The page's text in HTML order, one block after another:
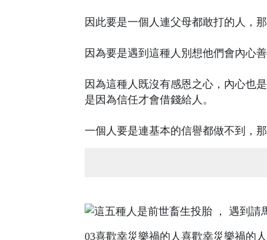
因此要是一個人連父母都敢打的人，
因為要是遇到這種人別想他們會內心
因為這種人既沒有感恩之心，內心也
是因為信任才會借錢給人。
一個人要是連基本的信譽都做不到，
03喜歡幸災樂禍的人喜歡幸災樂禍的